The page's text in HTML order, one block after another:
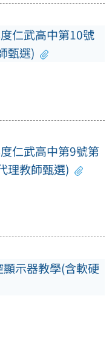
仁武高中第10號
甄選)
仁武高中第9號第
理教師甄選)
示器教學(含軟硬